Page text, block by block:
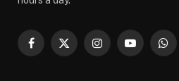
Facebook
X
InstagramYouTube